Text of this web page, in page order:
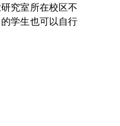
究室所在校区不
学生也可以自行